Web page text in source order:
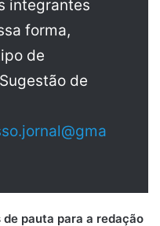
integrantes
forma,
de
de
pauta para a redação